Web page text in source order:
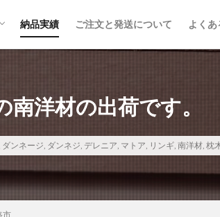
ィ材
材
ーダー製作
カー
納品実績 ご注文と発送について よく
南洋材の出荷です。
ダンネージ, ダンネジ, デレニア, マトア, リンギ, 南洋材, 枕
市